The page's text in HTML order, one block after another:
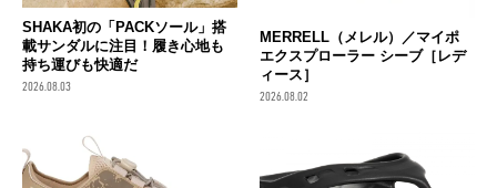
SHAKA初の「PACKソール」搭
載サンダルに注目！履き心地も
持ち運びも快適だ
2026.08.03
MERRELL（メレル）／マイポ
エクスプローラー シーブ［レデ
ィース］
2026.08.02